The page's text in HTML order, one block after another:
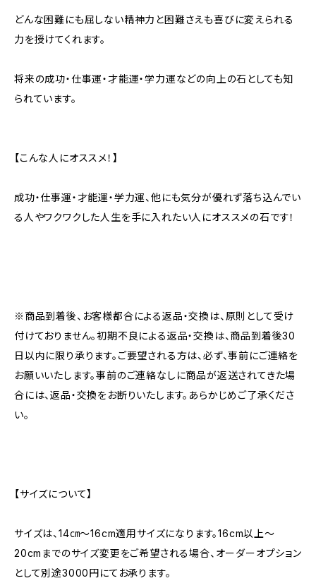
どんな困難にも屈しない精神力と困難さえも喜びに変えられる
力を授けてくれます。
将来の成功・仕事運・才能運・学力運などの向上の石としても知
られています。
【こんな人にオススメ！】
成功・仕事運・才能運・学力運、他にも気分が優れず落ち込んでい
る人やワクワクした人生を手に入れたい人にオススメの石です！
※商品到着後、お客様都合による返品・交換は、原則として受け
付けておりません。初期不良による返品・交換は、商品到着後30
日以内に限り承ります。ご要望される方は、必ず、事前にご連絡を
お願いいたします。事前のご連絡なしに商品が返送されてきた場
合には、返品・交換をお断りいたします。あらかじめご了承くださ
い。
【サイズについて】
サイズは、14㎝〜16cm適用サイズになります。16cm以上〜
20cmまでのサイズ変更をご希望される場合、オーダーオプション
として別途3000円にてお承ります。